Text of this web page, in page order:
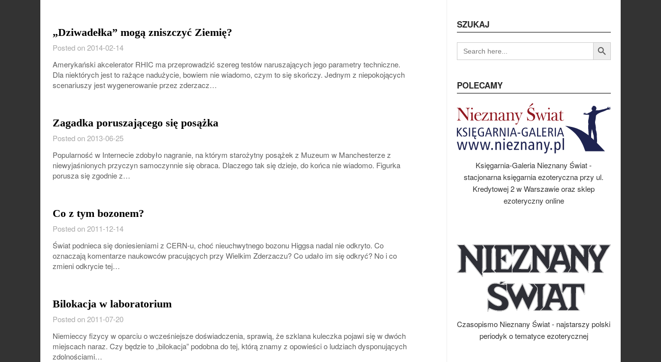
„Dziwadełka” mogą zniszczyć Ziemię?
Posted on 2014-02-14
Amerykański akcelerator RHIC ma przeprowadzić szereg testów naruszających jego parametry techniczne.
Dla niektórych jest to rażące nadużycie, bowiem nie wiadomo, czym to się skończy. Jednym z niepokojących
scenariuszy jest wygenerowanie przez zderzacz…
Zagadka poruszającego się posążka
Posted on 2013-06-25
Popularność w Internecie zdobyło nagranie, na którym starożytny posążek z Muzeum w Manchesterze z
niewyjaśnionych przyczyn samoczynnie się obraca. Dlaczego tak się dzieje, do końca nie wiadomo. Figurka
porusza się zgodnie z…
Co z tym bozonem?
Posted on 2011-12-14
Świat podnieca się doniesieniami z CERN-u, choć nieuchwytnego bozonu Higgsa nadal nie odkryto. Co
oznaczają komentarze naukowców pracujących przy Wielkim Zderzaczu? Co udało im się odkryć? No i co
zmieni odkrycie tej…
Bilokacja w laboratorium
Posted on 2011-07-20
Niemieccy fizycy w oparciu o wcześniejsze doświadczenia, sprawią, że szklana kuleczka pojawi się w dwóch
miejscach naraz. Czy będzie to „bilokacja” podobna do tej, którą znamy z opowieści o ludziach dysponujących
zdolnościami…
SZUKAJ
SEARCH
FOR:
Search Button
POLECAMY
Księgarnia-Galeria Nieznany Świat -
stacjonarna księgarnia ezoteryczna przy ul.
Kredytowej 2 w Warszawie oraz sklep
ezoteryczny online
Czasopismo Nieznany Świat - najstarszy polski
periodyk o tematyce ezoterycznej